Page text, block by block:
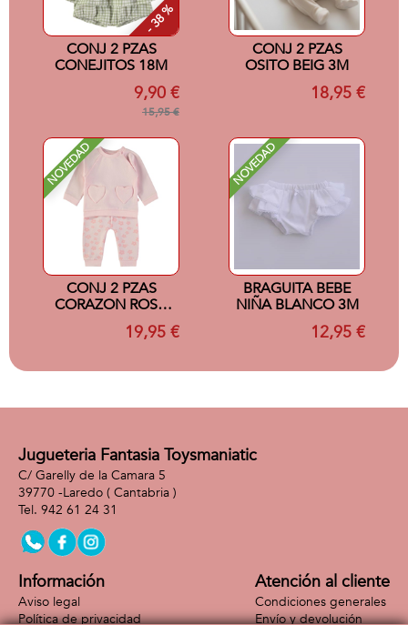
- 38 %
CONJ 2 PZAS
CONEJITOS 18M
9,90 €
15,95 €
CONJ 2 PZAS
OSITO BEIG 3M
18,95 €
NOVEDAD
CONJ 2 PZAS
CORAZON ROSA
19,95 €
NOVEDAD
BRAGUITA BEBE
NIÑA BLANCO 3M
12,95 €
Jugueteria Fantasia Toysmaniatic
C/ Garelly de la Camara 5
39770 -Laredo ( Cantabria )
942 61 24 31
Información
Aviso legal
Política de privacidad
Atención al cliente
Condiciones generales
Envío y devolución